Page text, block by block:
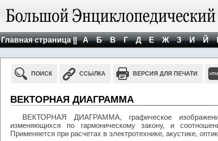
Главная страница || А Б В Г Д Е Ж З И Й
ПОИСК ССЫЛКА ВЕРСИЯ ДЛЯ ПЕЧАТИ
ВЕКТОРНАЯ ДИАГРАММА
ВЕКТОРНАЯ ДИАГРАММА, графическое
изменяющихся по гармоническому закону, и
Применяется при расчетах в электротехнике, акустике,